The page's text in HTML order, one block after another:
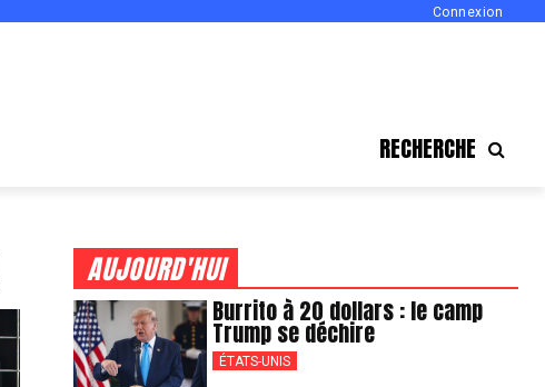
Connexion
RECHERCHE
AUJOURD'HUI
Burrito à 20 dollars : le camp
Trump se déchire
ÉTATS-UNIS